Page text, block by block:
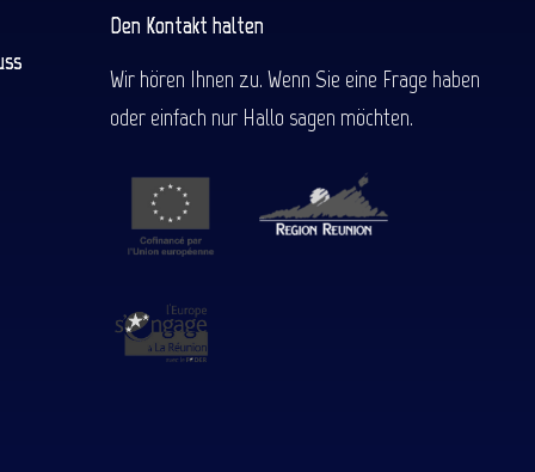
Den Kontakt halten
Wir hören Ihnen zu. Wenn Sie eine Frage haben
oder einfach nur Hallo sagen möchten.